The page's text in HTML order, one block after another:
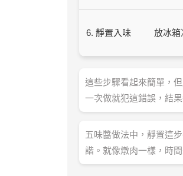
6. 靜置入味 放冰箱
這些步驟看起來簡單，
一次做就犯這錯誤，結
五味醬做法中，靜置這
諧。就像燉肉一樣，時間